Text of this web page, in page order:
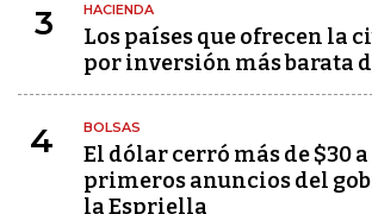
3 HACIENDA
Los países que ofrecen la
por inversión más barata
4 BOLSAS
El dólar cerró más de $30
primeros anuncios del
la Espriella